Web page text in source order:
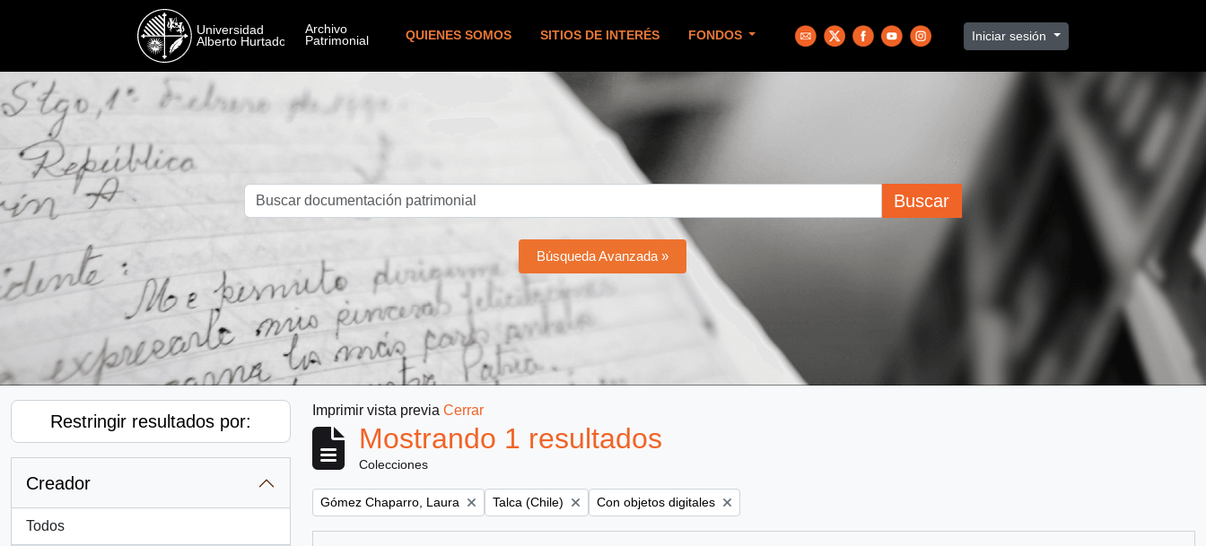
QUIENES SOMOS SITIOS DE INTERÉS FONDOS Iniciar sesión
Buscar
Búsqueda Avanzada »
Restringir resultados por:
Creador
Todos
Imprimir vista previa Cerrar
Mostrando 1 resultados
Colecciones
Remove filter:
Gómez Chaparro, Laura Remove filter:
Talca (Chile) Remove filter:
Con objetos digitales